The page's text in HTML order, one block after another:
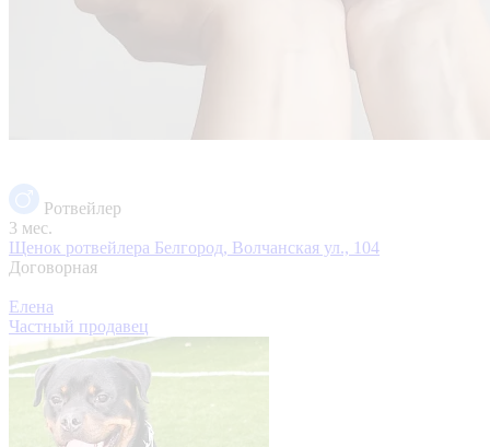
Ротвейлер
3 мес.
Щенок ротвейлера Белгород, Волчанская ул., 104
Договорная
Елена
Частный продавец